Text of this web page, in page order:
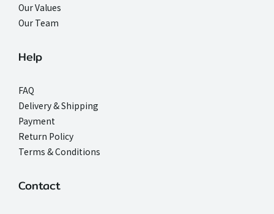
Our Values
Our Team
Help
FAQ
Delivery & Shipping
Payment
Return Policy
Terms & Conditions
Contact